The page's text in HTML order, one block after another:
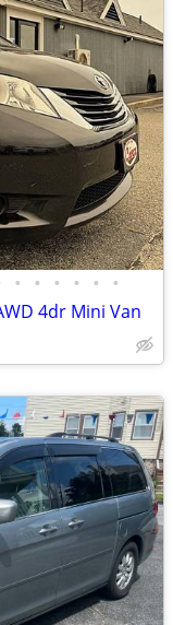
• • • • • •
4dr Mini Van